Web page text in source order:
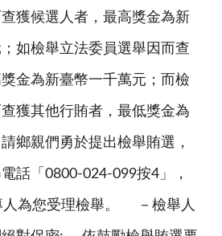
獲候選人者，最高獎金為新
如檢舉立法委員選舉因而查
金為新臺幣一千萬元；而檢
獲其他行賄者，最低獎金為
鄉親們勇於提出檢舉賄選，
話「0800-024-099按4」，
人為您受理檢舉。 －檢舉人